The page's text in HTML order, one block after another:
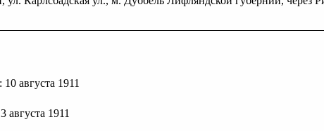
: 10 августа 1911
августа 1911